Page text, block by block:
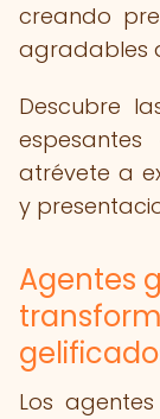
creando
agradables
Descubre
atrévete a
y
Agentes
Los